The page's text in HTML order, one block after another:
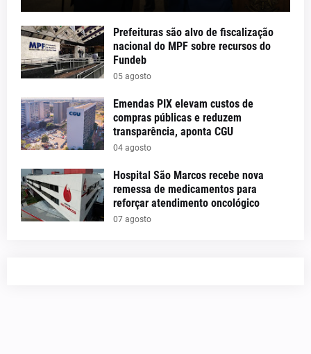
Prefeituras são alvo de fiscalização
nacional do MPF sobre recursos do
Fundeb
05 agosto
Emendas PIX elevam custos de
compras públicas e reduzem
transparência, aponta CGU
04 agosto
Hospital São Marcos recebe nova
remessa de medicamentos para
reforçar atendimento oncológico
07 agosto